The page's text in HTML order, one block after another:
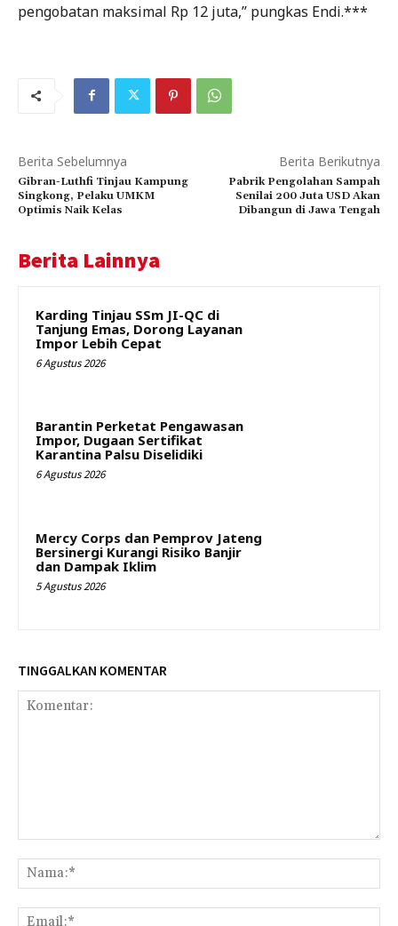
pengobatan maksimal Rp 12 juta,” pungkas Endi.***
Berita Sebelumnya
Gibran-Luthfi Tinjau Kampung
Singkong, Pelaku UMKM
Optimis Naik Kelas
Berita Berikutnya
Pabrik Pengolahan Sampah
Senilai 200 Juta USD Akan
Dibangun di Jawa Tengah
Berita Lainnya
Karding Tinjau SSm JI-QC di
Tanjung Emas, Dorong Layanan
Impor Lebih Cepat
6 Agustus 2026
Barantin Perketat Pengawasan
Impor, Dugaan Sertifikat
Karantina Palsu Diselidiki
6 Agustus 2026
Mercy Corps dan Pemprov Jateng
Bersinergi Kurangi Risiko Banjir
dan Dampak Iklim
5 Agustus 2026
TINGGALKAN KOMENTAR